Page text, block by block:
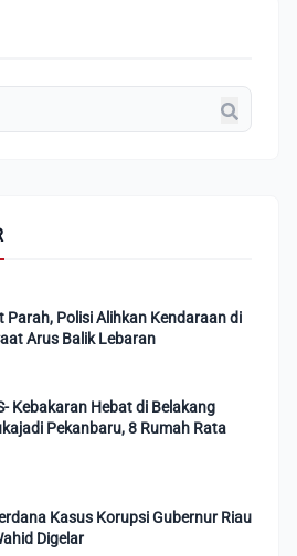
Parah, Polisi Alihkan Kendaraan di
Arus Balik Lebaran
Kebakaran Hebat di Belakang
Pekanbaru, 8 Rumah Rata
Kasus Korupsi Gubernur Riau
Digelar